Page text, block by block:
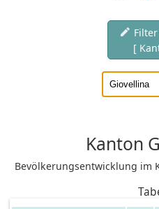
[
Kanton
Bevölkerungsentwicklung im